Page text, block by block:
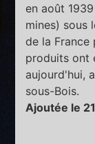
en août
mines) sous
de la France
produits ont
aujourd'hui,
sous-Bois.
Ajoutée le